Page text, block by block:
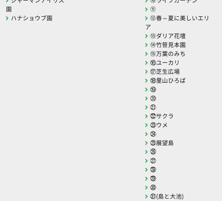
園
ハナショウブ園
⑪
⑫春～夏に美しいエリ
ア
⑬ダリア花壇
⑭竹笹見本園
⑮万葉のみち
⑯ユーカリ
⑰芝生広場
⑱里山ひろば
⑲
⑳
㉑
㉒サクラ
㉓ウメ
㉔
㉕展望島
㉖
㉗
㉘
㉙
㉚
㉛(島と大池)